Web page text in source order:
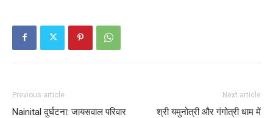
Previous article
Nainital दुर्घटना: जायसवाल परिवार
Next article
श्री यमुनोत्री और गंगोत्री धाम में